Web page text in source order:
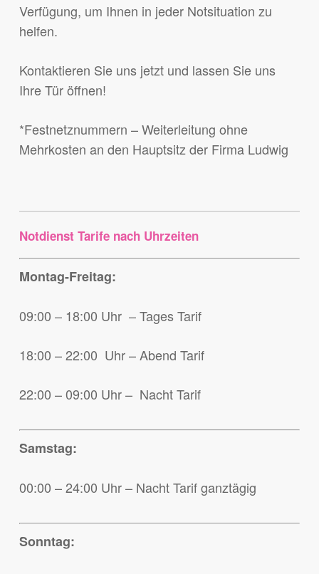
Verfügung, um Ihnen in jeder Notsituation zu
helfen.
Kontaktieren Sie uns jetzt und lassen Sie uns
Ihre Tür öffnen!
*Festnetznummern – Weiterleitung ohne
Mehrkosten an den Hauptsitz der Firma Ludwig
Notdienst Tarife nach Uhrzeiten
Montag-Freitag:
09:00 – 18:00 Uhr – Tages Tarif
18:00 – 22:00 Uhr – Abend Tarif
22:00 – 09:00 Uhr – Nacht Tarif
Samstag:
00:00 – 24:00 Uhr – Nacht Tarif ganztägig
Sonntag: